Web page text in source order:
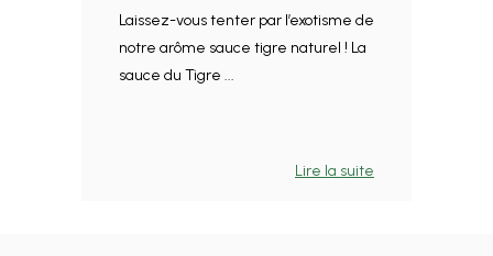
Laissez-vous tenter par l’exotisme de
notre arôme sauce tigre naturel ! La
sauce du Tigre ...
Lire la suite